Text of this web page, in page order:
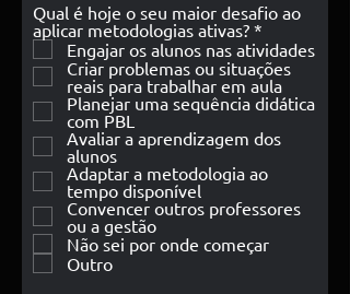
Qual é hoje o seu maior desafio ao
aplicar metodologias ativas? *
e
q
u
i
r
e
d
Engajar os alunos nas atividades
Criar problemas ou situações
reais para trabalhar em aula
Planejar uma sequência didática
com PBL
Avaliar a aprendizagem dos
alunos
Adaptar a metodologia ao
tempo disponível
Convencer outros professores
ou a gestão
Não sei por onde começar
Outro